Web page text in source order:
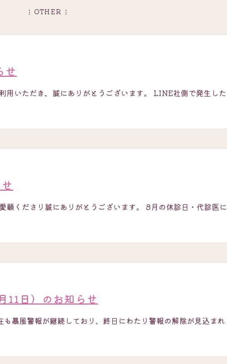
OTHER
せ
用いただき、誠にありがとうございます。 LINE社側で発生した
顧くださり誠にありがとうございます。 8月の休診日・代診医に
11日）のお知らせ
暴風警報が継続しており、終日にわたり警報の解除が見込まれ